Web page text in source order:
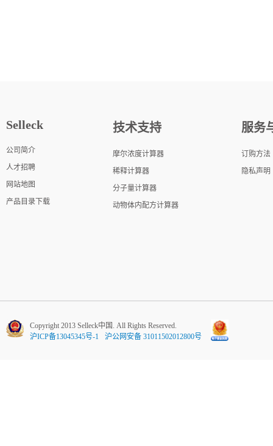
Selleck
公司简介
人才招聘
网站地图
产品目录下载
技术支持
摩尔浓度计算器
稀释计算器
分子量计算器
动物体内配方计算器
服务
订购方法
隐私声明
Copyright 2013 Selleck中国. All Rights Reserved.
沪ICP备13045345号-1
沪公网安备 31011502012800号